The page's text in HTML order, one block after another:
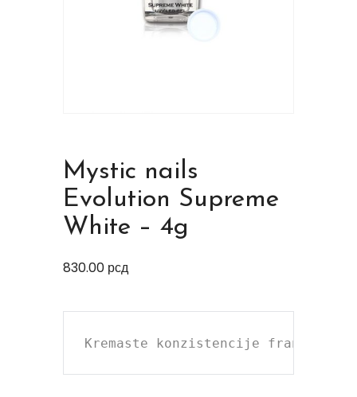
Mystic nails
Evolution Supreme
White – 4g
830.00 рсд
Kremaste konzistencije francuski